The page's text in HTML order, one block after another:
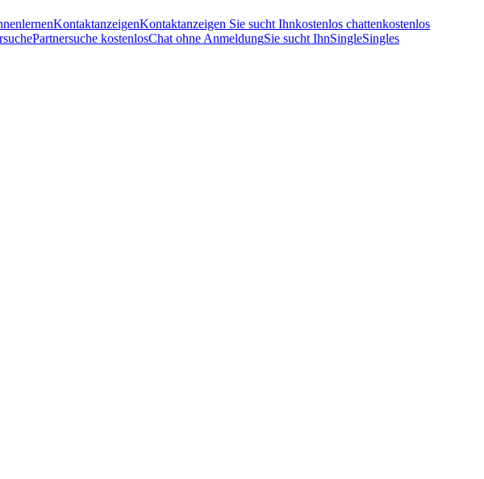
KontaktanzeigenKontaktanzeigen Sie sucht Ihnkostenlos chattenkostenlos
Partnersuche kostenlosChat ohne AnmeldungSie sucht IhnSingleSingles